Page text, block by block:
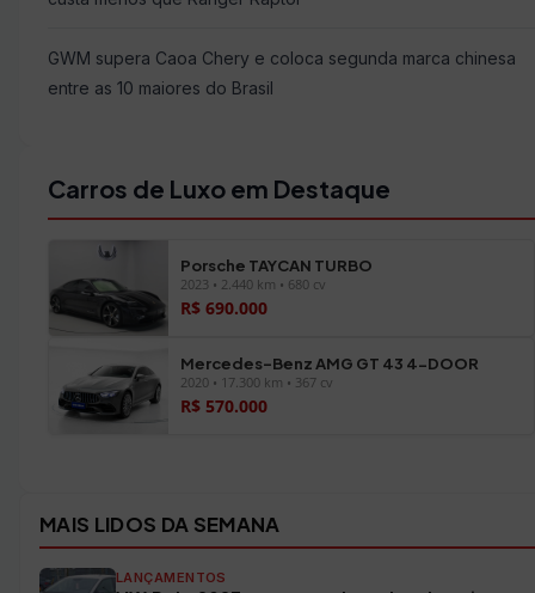
GWM supera Caoa Chery e coloca segunda marca chinesa
entre as 10 maiores do Brasil
Carros de Luxo em Destaque
Porsche TAYCAN TURBO
2023 • 2.440 km • 680 cv
R$ 690.000
Mercedes-Benz AMG GT 43 4-DOOR
2020 • 17.300 km • 367 cv
R$ 570.000
MAIS LIDOS DA SEMANA
LANÇAMENTOS